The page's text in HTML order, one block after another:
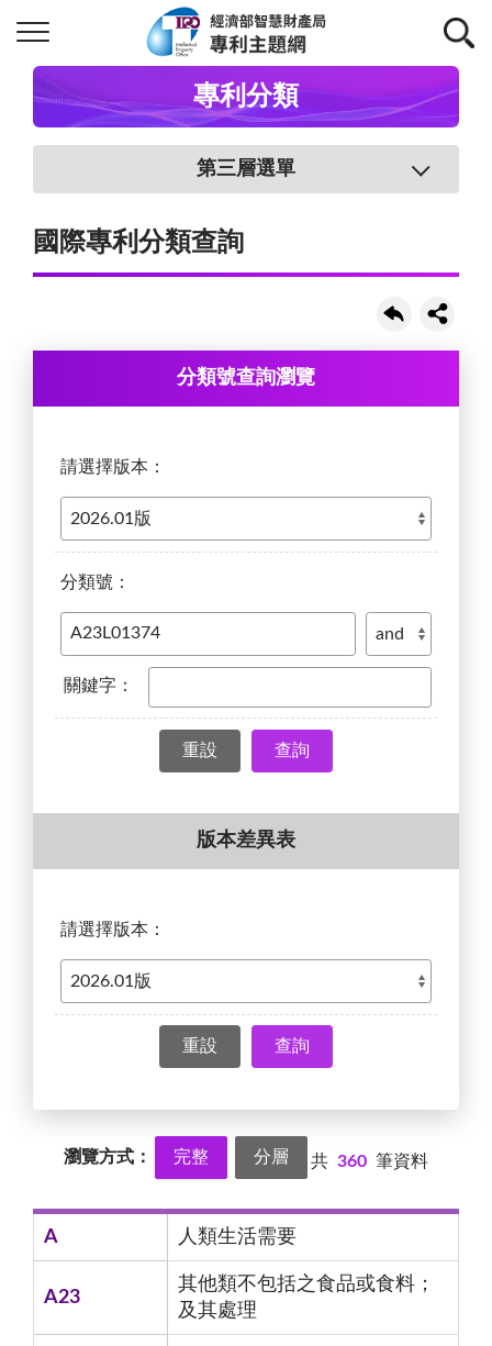
專利分類
第三層選單
國際專利分類查詢
分類號查詢瀏覽
請選擇版本：
分類號：
關鍵字：
查詢
版本差異表
請選擇版本：
查詢
瀏覽方式： 完整 分層 共 360 筆資料
A 人類生活需要
A23
其他類不包括之食品或食料；
及其處理